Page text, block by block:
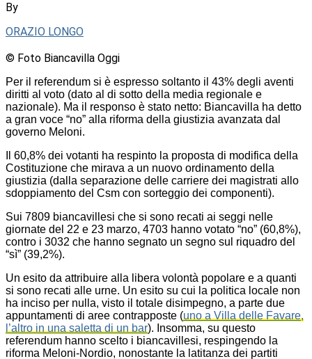
By
ORAZIO LONGO
© Foto Biancavilla Oggi
Per il referendum si è espresso soltanto il 43% degli aventi
diritti al voto (dato al di sotto della media regionale e
nazionale). Ma il responso è stato netto: Biancavilla ha detto
a gran voce “no” alla riforma della giustizia avanzata dal
governo Meloni.
Il 60,8% dei votanti ha respinto la proposta di modifica della
Costituzione che mirava a un nuovo ordinamento della
giustizia (dalla separazione delle carriere dei magistrati allo
sdoppiamento del Csm con sorteggio dei componenti).
Sui 7809 biancavillesi che si sono recati ai seggi nelle
giornate del 22 e 23 marzo, 4703 hanno votato “no” (60,8%),
contro i 3032 che hanno segnato un segno sul riquadro del
“sì” (39,2%).
Un esito da attribuire alla libera volontà popolare e a quanti
si sono recati alle urne. Un esito su cui la politica locale non
ha inciso per nulla, visto il totale disimpegno, a parte due
appuntamenti di aree contrapposte (uno a Villa delle Favare,
l’altro in una saletta di un bar). Insomma, su questo
referendum hanno scelto i biancavillesi, respingendo la
riforma Meloni-Nordio, nonostante la latitanza dei partiti